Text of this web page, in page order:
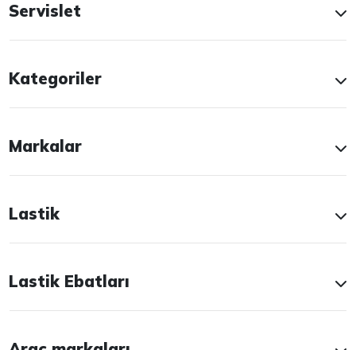
Servislet
Kategoriler
Markalar
Lastik
Lastik Ebatları